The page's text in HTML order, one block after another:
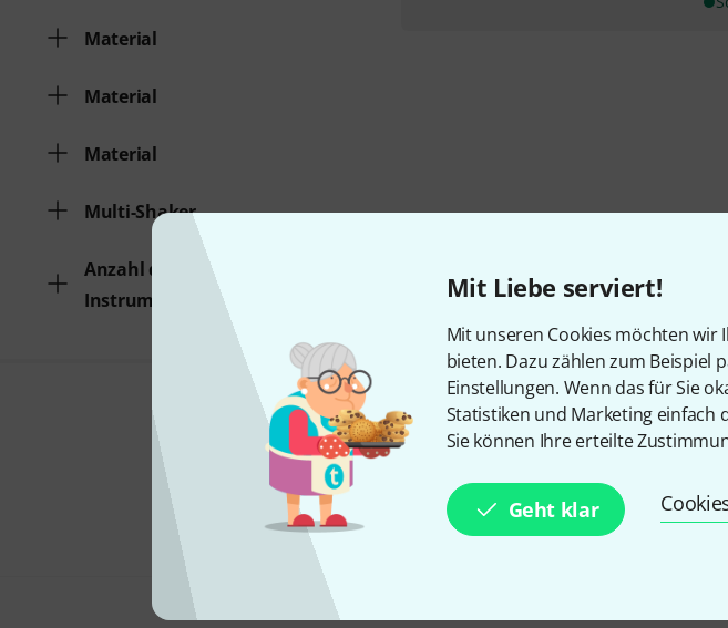
Mit Liebe serviert!
Mit unseren Cookies möchten wir
bieten. Dazu zählen zum Beispiel
Einstellungen. Wenn das für Sie
Statistiken und Marketing einfach
Sie können Ihre erteilte
Geht klar
Material
Material
Material
Multi-Shaker
Anzahl der Percussion
Instrumente
Gefällt